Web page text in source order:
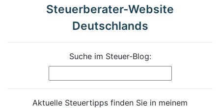
Steuerberater-Website
Deutschlands
Suche im Steuer-Blog:
Aktuelle Steuertipps finden Sie in meinem